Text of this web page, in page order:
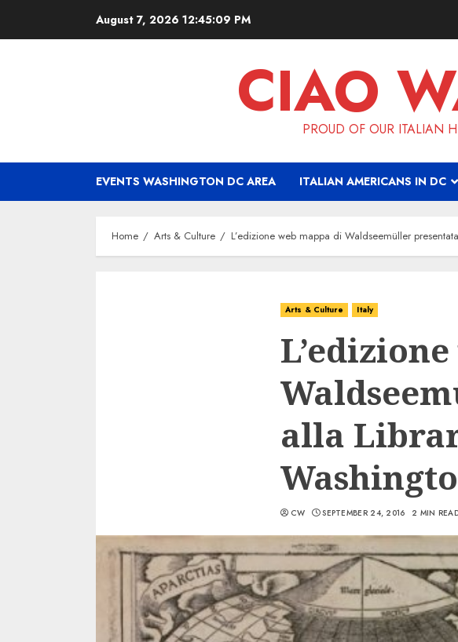
August 7, 2026 12:45:10 PM
CIAO
PROUD OF OUR ITALIAN
EVENTS WASHINGTON DC AREA ITALIAN AMERICANS IN DC
Home Arts & Culture L’edizione web mappa di Waldseemüller
Arts & Culture Italy
alla
CW SEPTEMBER 24, 2016 2 MIN